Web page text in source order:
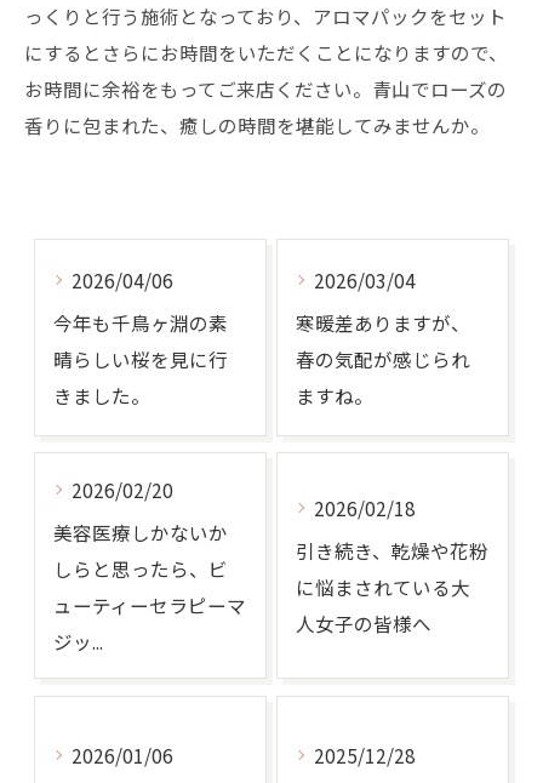
っくりと行う施術となっており、アロマパックをセット
にするとさらにお時間をいただくことになりますので、
お時間に余裕をもってご来店ください。青山でローズの
香りに包まれた、癒しの時間を堪能してみませんか。
2026/04/06
今年も千鳥ヶ淵の素
晴らしい桜を見に行
きました。
2026/03/04
寒暖差ありますが、
春の気配が感じられ
ますね。
2026/02/20
美容医療しかないか
しらと思ったら、ビ
ューティーセラピーマ
ジッ...
2026/02/18
引き続き、乾燥や花粉
に悩まされている大
人女子の皆様へ
2026/01/06 2025/12/28